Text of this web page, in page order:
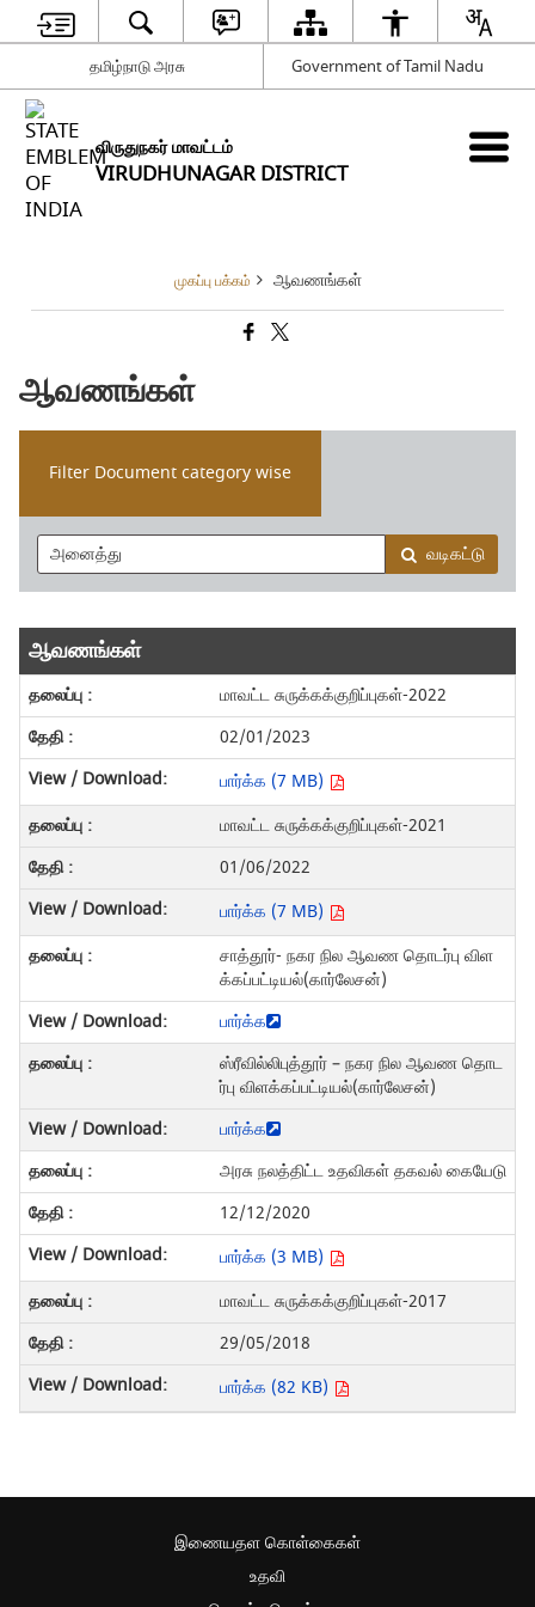
தமிழ்நாடு அரசு Government of Tamil Nadu
விருதுநகர் மாவட்டம்
VIRUDHUNAGAR DISTRICT
முகப்பு பக்கம் ஆவணங்கள்
ஆவணங்கள்
Filter Document category wise
வடிகட்டு
ஆவணங்கள்
மாவட்ட சுருக்கக்குறிப்புகள்-2022
02/01/2023
பார்க்க (7 MB)
மாவட்ட சுருக்கக்குறிப்புகள்-2021
01/06/2022
பார்க்க (7 MB)
சாத்தூர்- நகர நில ஆவண தொடர்பு விள
க்கப்பட்டியல்(கார்லேசன்)
பார்க்க
ஸ்ரீவில்லிபுத்தூர் – நகர நில ஆவண தொட
ர்பு விளக்கப்பட்டியல்(கார்லேசன்)
பார்க்க
அரசு நலத்திட்ட உதவிகள் தகவல் கையேடு
12/12/2020
பார்க்க (3 MB)
மாவட்ட சுருக்கக்குறிப்புகள்-2017
29/05/2018
பார்க்க (82 KB)
இணையதள கொள்கைகள்
உதவி